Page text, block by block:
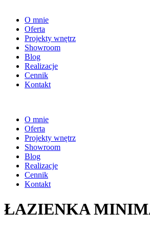
O mnie
Oferta
Projekty wnętrz
Showroom
Blog
Realizacje
Cennik
Kontakt
O mnie
Oferta
Projekty wnętrz
Showroom
Blog
Realizacje
Cennik
Kontakt
ŁAZIENKA